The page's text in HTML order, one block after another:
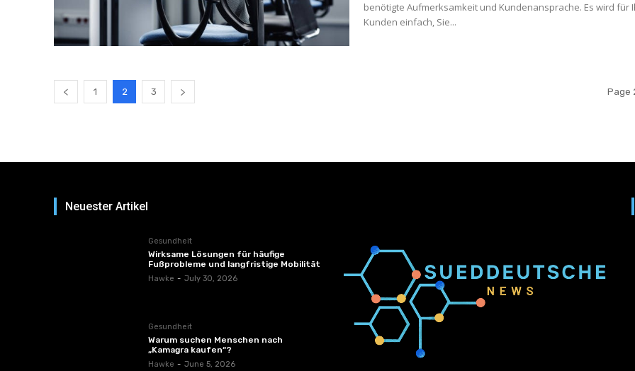
benötigte Aufmerksamkeit und Kundenansprache. Es wird für
Kunden einfach, Sie...
1 2 3 Page
Neuester Artikel
Gesundheit
Wirksame Lösungen für häufige
Fußprobleme und langfristige Mobilität
Hawke - July 30, 2026
Gesundheit
Warum suchen Menschen nach
„Kamagra kaufen“?
Hawke - June 5, 2026